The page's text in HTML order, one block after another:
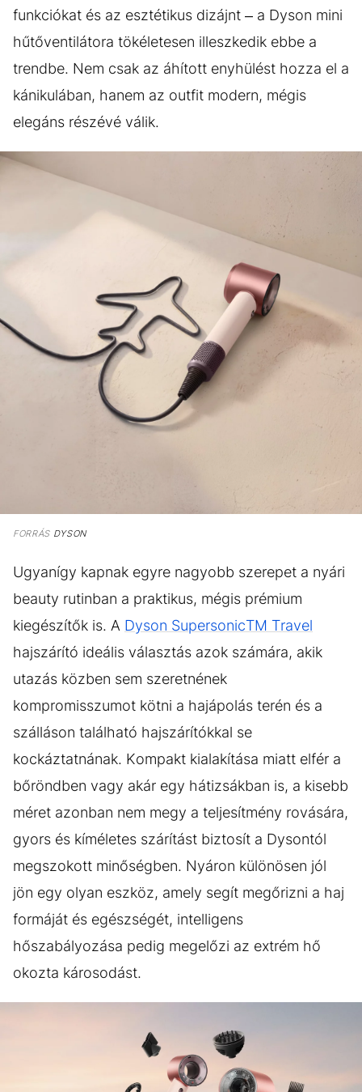
funkciókat és az esztétikus dizájnt – a Dyson mini
hűtőventilátora tökéletesen illeszkedik ebbe a
trendbe. Nem csak az áhított enyhülést hozza el a
kánikulában, hanem az outfit modern, mégis
elegáns részévé válik.
FORRÁSDYSON
Ugyanígy kapnak egyre nagyobb szerepet a nyári
beauty rutinban a praktikus, mégis prémium
kiegészítők is. A Dyson SupersonicTM Travel
hajszárító ideális választás azok számára, akik
utazás közben sem szeretnének
kompromisszumot kötni a hajápolás terén és a
szálláson található hajszárítókkal se
kockáztatnának. Kompakt kialakítása miatt elfér a
bőröndben vagy akár egy hátizsákban is, a kisebb
méret azonban nem megy a teljesítmény rovására,
gyors és kíméletes szárítást biztosít a Dysontól
megszokott minőségben. Nyáron különösen jól
jön egy olyan eszköz, amely segít megőrizni a haj
formáját és egészségét, intelligens
hőszabályozása pedig megelőzi az extrém hő
okozta károsodást.